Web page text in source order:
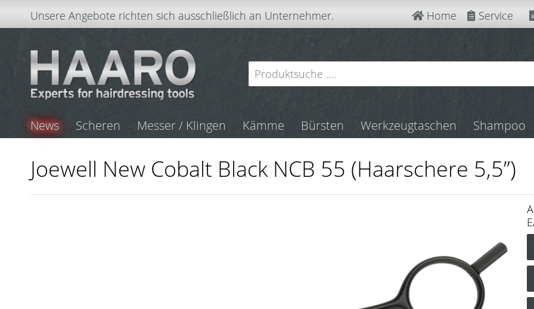
Unsere Angebote richten sich ausschließlich an Unternehmer. Home Service
News Scheren Messer / Klingen Kämme Bürsten Werkzeugtaschen Shampoo
Joewell New Cobalt Black NCB 55 (Haarschere 5,5”)